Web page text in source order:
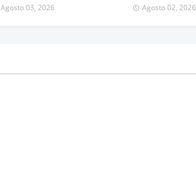
Agosto 03, 2026 Agosto 02, 2026